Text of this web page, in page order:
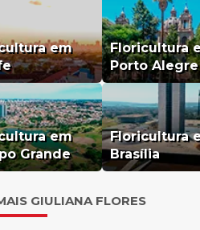
em
Floricultura
Porto Alegre
em
Grande
Floricultura
Brasília
GIULIANA FLORES